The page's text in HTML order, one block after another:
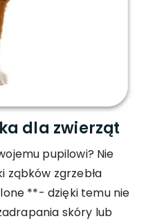
dla zwierząt
pupilowi? Nie
ząbków zgrzebła
**- dzięki temu nie
skóry lub